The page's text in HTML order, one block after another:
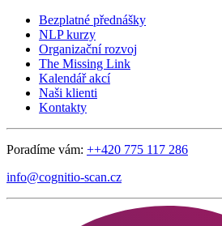
Bezplatné přednášky
NLP kurzy
Organizační rozvoj
The Missing Link
Kalendář akcí
Naši klienti
Kontakty
Poradíme vám: ++420 775 117 286
info@cognitio-scan.cz